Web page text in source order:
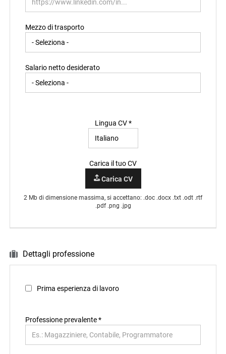
Mezzo di trasporto
Salario netto desiderato
Lingua CV *
Carica il tuo CV
Carica CV
2 Mb di dimensione massima, si accettano: .doc .docx .txt .odt .rtf
.pdf .png .jpg
Dettagli professione
Prima esperienza di lavoro
Professione prevalente*